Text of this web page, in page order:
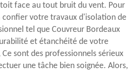
face au tout bruit du vent. Pour
confier votre travaux d'isolation de
tel que Couvreur Bordeaux
et étanchéité de votre
sont des professionnels sérieux
une tâche bien soignée. Alors,